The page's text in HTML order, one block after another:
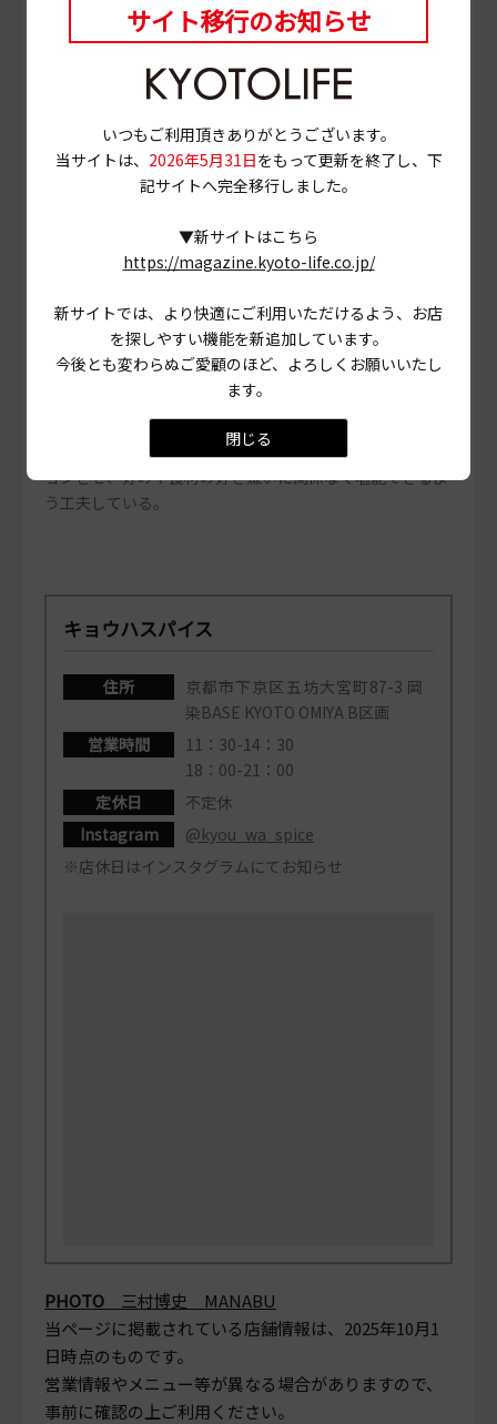
京町家の路地を進んだ先にあるスパイスカレー店。2024年
のオープン以来、「鰻のスパイス炙りカレー」などのユニ
ークなカレーが次々と登場している。新作が出るたび、常
連客に「食材やスパイスの使い方が面白い！」と喜ばれる
そう。メニューは肉・魚・野菜をバランスよくローテーシ
ョンさせ、好みや食材の好き嫌いに関係なく堪能できるよ
う工夫している。
キョウハスパイス
住所
京都市下京区五坊大宮町87-3 岡
染BASE KYOTO OMIYA B区画
営業時間
11：30-14：30
18：00-21：00
定休日
不定休
Instagram
@kyou_wa_spice
※店休日はインスタグラムにてお知らせ
PHOTO 三村博史 MANABU
当ページに掲載されている店舗情報は、 2025年10月1
日時点のものです。
営業情報やメニュー等が異なる場合がありますので、
事前に確認の上ご利用ください。
サイト移行のお知らせ
いつもご利用頂きありがとうございます。
当サイトは、 2026年5月31日をもって更新を終了し、下
記サイトへ完全移行しました。
▼新サイトはこちら
https://magazine.kyoto-life.co.jp/
新サイトでは、より快適にご利用いただけるよう、お店
を探しやすい機能を新追加しています。
今後とも変わらぬご愛顧のほど、よろしくお願いいたし
ます。
閉じる